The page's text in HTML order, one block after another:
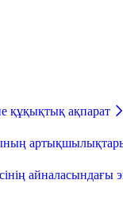
құқықтық ақпарат
айналасындағы